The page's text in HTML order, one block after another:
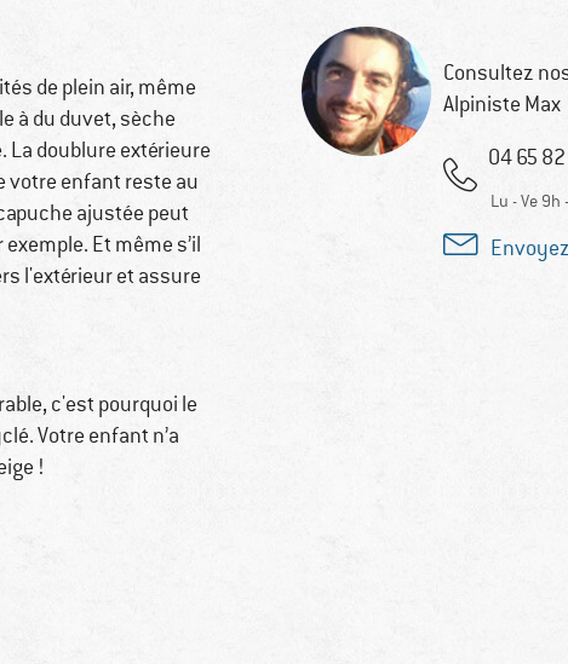
de plein air, même
à du duvet, sèche
doublure extérieure
votre enfant reste au
ajustée peut
Et même s’il
l'extérieur et assure
c'est pourquoi le
Votre enfant n’a
!
Consultez
Alpiniste Max
04 65
Lu - Ve 9h